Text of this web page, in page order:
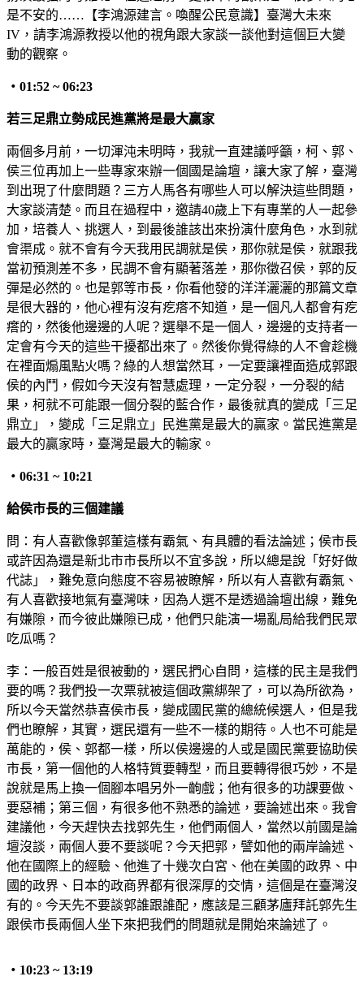
是不安的……【李鴻源建言。喚醒公民意識】臺灣大未來
IV，請李鴻源教授以他的視角跟大家談一談他對這個巨大變
動的觀察。
・ 01:52 ~ 06:23
若三足鼎立勢成民進黨將是最大贏家
兩個多月前，一切渾沌未明時，我就一直建議呼籲，柯、郭、
侯三位再加上一些專家來辦一個國是論壇，讓大家了解，臺灣
到出現了什麼問題？三方人馬各有哪些人可以解決這些問題，
大家談清楚。而且在過程中，邀請40歲上下有專業的人一起參
加，培養人、挑選人，到最後誰該出來扮演什麼角色，水到就
會渠成。就不會有今天我用民調就是侯，那你就是侯，就跟我
當初預測差不多，民調不會有顯著落差，那你徵召侯，郭的反
彈是必然的。也是郭等市長，你看他發的洋洋灑灑的那篇文章
是很大器的，他心裡有沒有疙瘩不知道，是一個凡人都會有疙
瘩的，然後他邊邊的人呢？選舉不是一個人，邊邊的支持者一
定會有今天的這些干擾都出來了。然後你覺得綠的人不會趁機
在裡面煽風點火嗎？綠的人想當然耳，一定要讓裡面造成郭跟
侯的內鬥，假如今天沒有智慧處理，一定分裂，一分裂的結
果，柯就不可能跟一個分裂的藍合作，最後就真的變成「三足
鼎立」，變成「三足鼎立」民進黨是最大的贏家。當民進黨是
最大的贏家時，臺灣是最大的輸家。
・ 06:31 ~ 10:21
給侯市長的三個建議
問：有人喜歡像郭董這樣有霸氣、有具體的看法論述；侯市長
或許因為還是新北市市長所以不宜多說，所以總是說「好好做
代誌」，難免意向態度不容易被瞭解，所以有人喜歡有霸氣、
有人喜歡接地氣有臺灣味，因為人選不是透過論壇出線，難免
有嫌隙，而今彼此嫌隙已成，他們只能演一場亂局給我們民眾
吃瓜嗎？
李：一般百姓是很被動的，選民捫心自問，這樣的民主是我們
要的嗎？我們投一次票就被這個政黨綁架了，可以為所欲為，
所以今天當然恭喜侯市長，變成國民黨的總統候選人，但是我
們也瞭解，其實，選民還有一些不一樣的期待。人也不可能是
萬能的，侯、郭都一樣，所以侯邊邊的人或是國民黨要協助侯
市長，第一個他的人格特質要轉型，而且要轉得很巧妙，不是
說就是馬上換一個腳本唱另外一齣戲；他有很多的功課要做、
要惡補；第三個，有很多他不熟悉的論述，要論述出來。我會
建議他，今天趕快去找郭先生，他們兩個人，當然以前國是論
壇沒談，兩個人要不要談呢？今天把郭，譬如他的兩岸論述、
他在國際上的經驗、他進了十幾次白宮、他在美國的政界、中
國的政界、日本的政商界都有很深厚的交情，這個是在臺灣沒
有的。今天先不要談郭誰跟誰配，應該是三顧茅廬拜託郭先生
跟侯市長兩個人坐下來把我們的問題就是開始來論述了。
・ 10:23 ~ 13:19